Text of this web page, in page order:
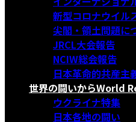
新型コロナウイル
尖閣・領土問題に
JRCL大会報告
NCIW総会報告
日本革命的共産主
世界の闘いからWorld
ウクライナ特集
日本各地の闘い